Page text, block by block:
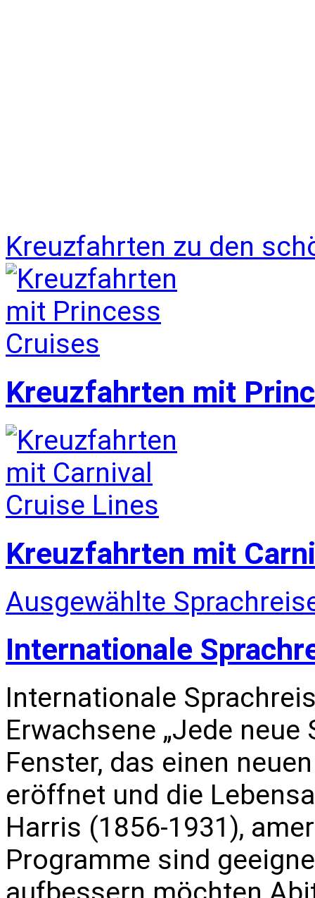
Kreuzfahrten zu den
Kreuzfahrten mit
Kreuzfahrten mit
Ausgewählte
Internationale
Internationale
Erwachsene „Jede
Fenster, das einen
eröffnet und die
Harris (1856-1931),
Programme sind